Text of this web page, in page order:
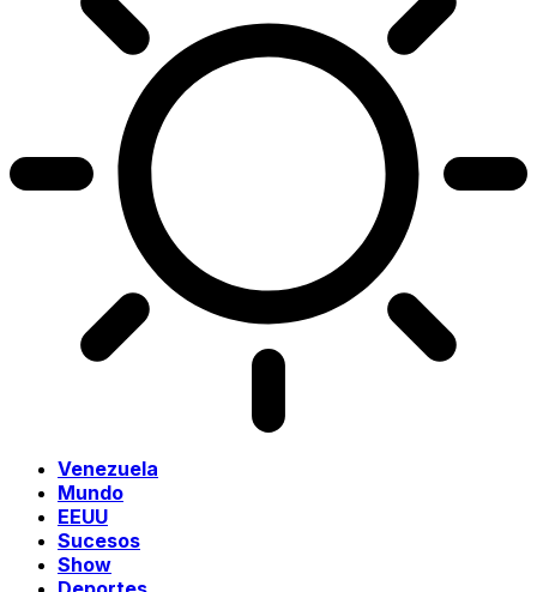
Venezuela
Mundo
EEUU
Sucesos
Show